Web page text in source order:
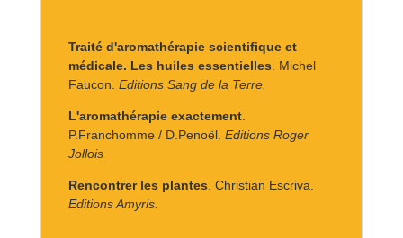
Traité d'aromathérapie scientifique et
médicale. Les huiles essentielles . Michel
Faucon. Editions Sang de la Terre.
L'aromathérapie exactement.
P.Franchomme / D.Penoël. Editions Roger
Jollois
Rencontrer les plantes . Christian Escriva.
Editions Amyris.